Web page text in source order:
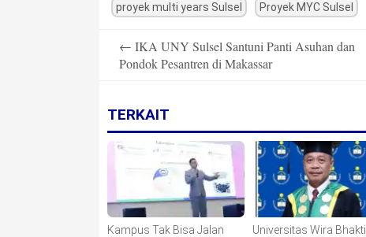
proyek multi years Sulsel Proyek MYC Sulsel
navigation
← IKA UNY Sulsel Santuni Panti Asuhan dan
Pondok Pesantren di Makassar
TERKAIT
Kampus Tak Bisa Jalan
Universitas Wira Bhakti